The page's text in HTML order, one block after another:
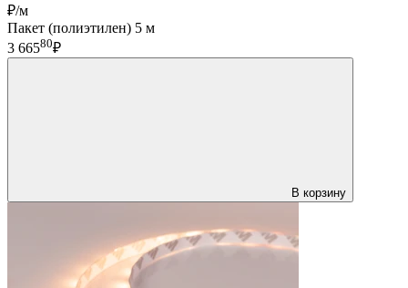
₽/м
Пакет (полиэтилен) 5 м
3 66580₽
В корзину